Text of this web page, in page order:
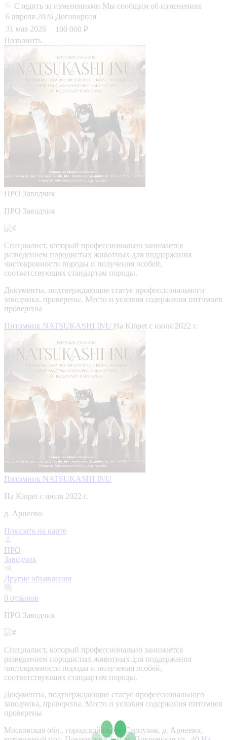
Следить за изменениями Мы сообщим об изменениях
6 апреля 2026 Договорная
31 мая 2026
100 000 ₽
Позвонить
ПРО Заводчик
ПРО Заводчик
Специалист, который профессионально занимается
разведением породистых животных для поддержания
чистокровности породы и получения особей,
соответствующих стандартам породы.
Документы, подтверждающие статус профессионального
заводчика, проверены. Место и условия содержания питомцев
проверены
Питомник NATSUKASHI INU На Kinpet c июля 2022 г.
Питомник NATSUKASHI INU
На Kinpet c июля 2022 г.
д. Арнеево
Показать на карте
ПРО
Заводчик
Другие объявления
0 отзывов
ПРО Заводчик
Специалист, который профессионально занимается
разведением породистых животных для поддержания
чистокровности породы и получения особей,
соответствующих стандартам породы.
Документы, подтверждающие статус профессионального
заводчика, проверены. Место и условия содержания питомцев
проверены
Московская обл., городской округ Серпухов, д. Арнеево,